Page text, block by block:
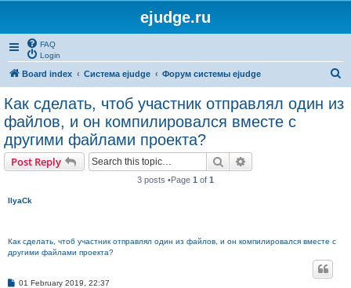
ejudge.ru
FAQ
Login
Board index Система ejudge Форум системы ejudge
a
Как сделать, чтоб участник отправлял один из
файлов, и он компилировался вместе с
другими файлами проекта?
Post Reply Search
3 posts •Page 1 of 1
IlyaCk
Как сделать, чтоб участник отправлял один из файлов, и он компилировался вместе с
другими файлами проекта?
P01 February 2019, 22:37